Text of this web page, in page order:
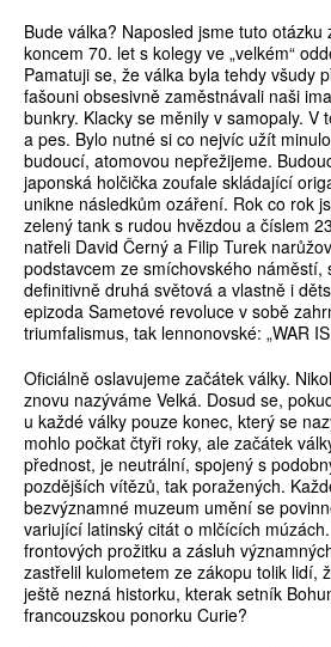
Bude válka? Naposled jsme tuto otázku
koncem 70. let s kolegy ve „velkém“
Pamatuji se, že válka byla tehdy všudy
fašouni obsesivně zaměstnávali naši
bunkry. Klacky se měnily v samopaly. V
a pes. Bylo nutné si co nejvíc užít
budoucí, atomovou nepřežijeme.
japonská holčička zoufale skládající
unikne následkům ozáření. Rok co rok
zelený tank s rudou hvězdou a číslem
natřeli David Černý a Filip Turek
podstavcem ze smíchovského náměstí,
definitivně druhá světová a vlastně i
epizoda Sametové revoluce v sobě
triumfalismus, tak lennonovské: „WAR
Oficiálně oslavujeme začátek války.
znovu nazýváme Velká. Dosud se,
u každé války pouze konec, který se
mohlo počkat čtyři roky, ale začátek
přednost, je neutrální, spojený s
pozdějších vítězů, tak poražených.
bezvýznamné muzeum umění se
variující latinský citát o mlčících
frontových prožitku a zásluh
zastřelil kulometem ze zákopu tolik lidí,
ještě nezná historku, kterak setník
francouzskou ponorku Curie?